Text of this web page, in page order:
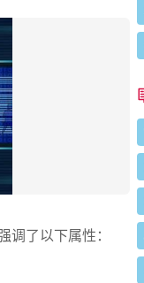
了以下属性：